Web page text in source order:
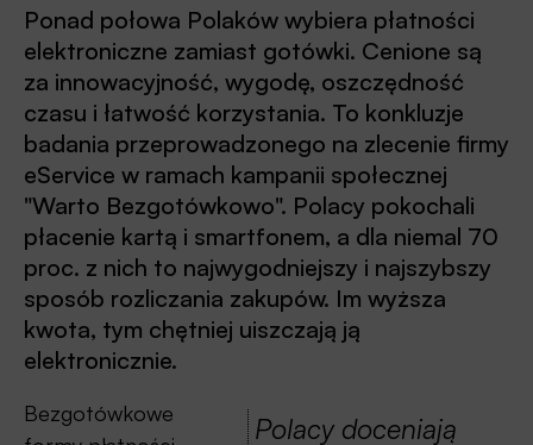
Ponad połowa Polaków wybiera płatności
elektroniczne zamiast gotówki. Cenione są
za innowacyjność, wygodę, oszczędność
czasu i łatwość korzystania. To konkluzje
badania przeprowadzonego na zlecenie firmy
eService w ramach kampanii społecznej
"Warto Bezgotówkowo". Polacy pokochali
płacenie kartą i smartfonem, a dla niemal 70
proc. z nich to najwygodniejszy i najszybszy
sposób rozliczania zakupów. Im wyższa
kwota, tym chętniej uiszczają ją
elektronicznie.
Polacy doceniają
Bezgotówkowe